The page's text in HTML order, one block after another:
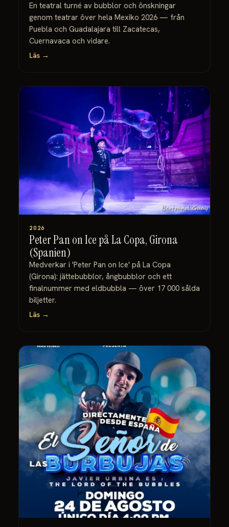
En teatral turné av bubblor och önskningar
genom teatrar över hela Mexiko 2026 — från
Puebla och Guadalajara till Zacatecas,
Cuernavaca och vidare.
Läs →
2026
Peter Pan on Ice på La Copa, Girona
(Spanien)
Medverkar i 'Peter Pan on Ice' på La Copa
(Girona): jättebubblor, ångbubblor och ett
finalnummer med eldbubbla — över 17 000 sålda
biljetter.
Läs →